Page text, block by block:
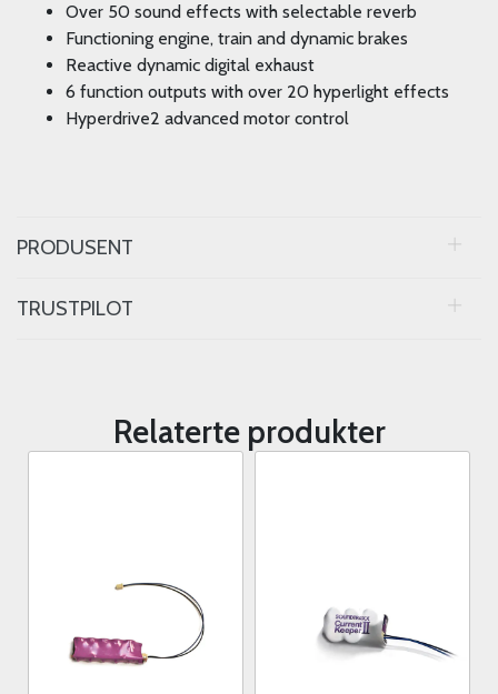
Over 50 sound effects with selectable reverb
Functioning engine, train and dynamic brakes
Reactive dynamic digital exhaust
6 function outputs with over 20 hyperlight effects
Hyperdrive2 advanced motor control
PRODUSENT
TRUSTPILOT
Relaterte produkter